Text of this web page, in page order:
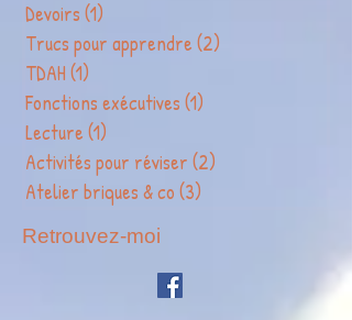
Accompagnement scolaire spécialisé
LEGO(8)8 posts
Devoirs(1)
Trucs pour apprendre (2)
TDAH(1)1 post
Fonctions exécutives (1)1 post
Lecture (1)1 post
Activités pour réviser
Retrouvez-moi